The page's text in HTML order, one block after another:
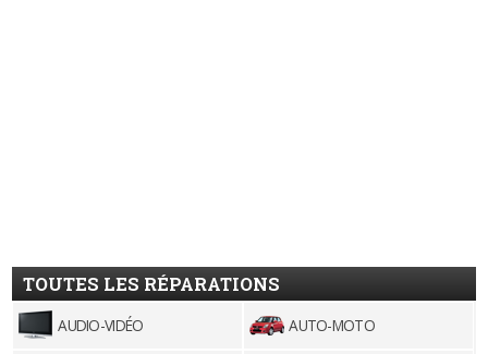
TOUTES LES RÉPARATIONS
AUDIO-VIDÉO AUTO-MOTO